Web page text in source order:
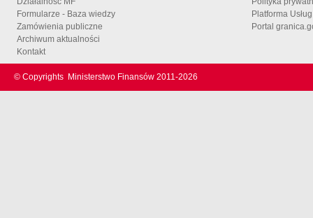
Formularze - Baza wiedzy
Zamówienia publiczne
Archiwum aktualności
Kontakt
Platforma
Portal
© Copyrights Ministerstwo Finansów 2011-2026